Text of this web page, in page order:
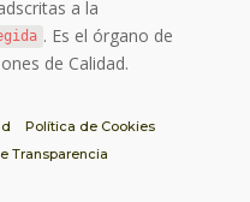
a la
. Es el órgano de
de Calidad.
Política de Cookies
Transparencia